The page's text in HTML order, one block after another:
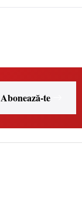
Abonează-te